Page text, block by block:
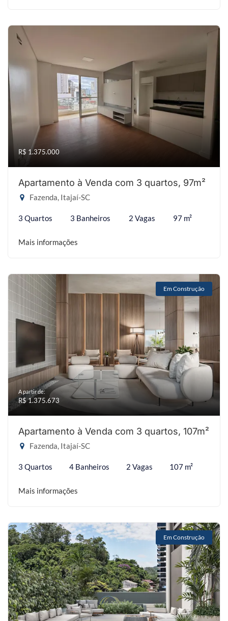
R$ 1.375.000
Apartamento à Venda com 3 quartos, 97m²
Fazenda, Itajaí-SC
3 Quartos 3 Banheiros 2 Vagas 97 m²
Mais informações
Em Construção
A partir de:
R$ 1.375.673
Apartamento à Venda com 3 quartos, 107m²
Fazenda, Itajaí-SC
3 Quartos 4 Banheiros 2 Vagas 107 m²
Mais informações
Em Construção